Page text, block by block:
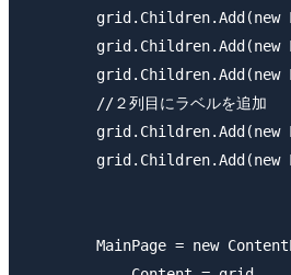
grid.Children.Add(new
grid.Children.Add(new
grid.Children.Add(new
        //２列目にラベルを追加
grid.Children.Add(new
grid.Children.Add(new
MainPage = new